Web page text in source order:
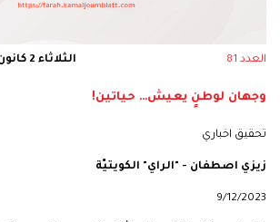
العدد 81 الثلاثاء 2 كانون الثاني 2024
وجهان لوطنٍ يعيش… حياتين!
تحقيق اخباري
زيزي اصطفان - "الراي" الكويتيّة
9/12/2023